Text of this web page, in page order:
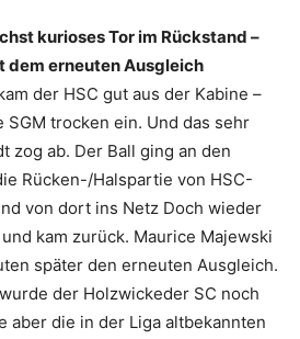
kurioses Tor im Rückstand –
dem erneuten Ausgleich
der HSC gut aus der Kabine –
trocken ein. Und das sehr
zog ab. Der Ball ging an den
Rücken-/Halspartie von HSC-
von dort ins Netz Doch wieder
kam zurück. Maurice Majewski
später den erneuten Ausgleich.
der Holzwickeder SC noch
aber die in der Liga altbekannten